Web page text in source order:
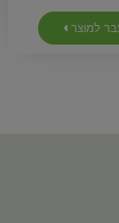
למוצר